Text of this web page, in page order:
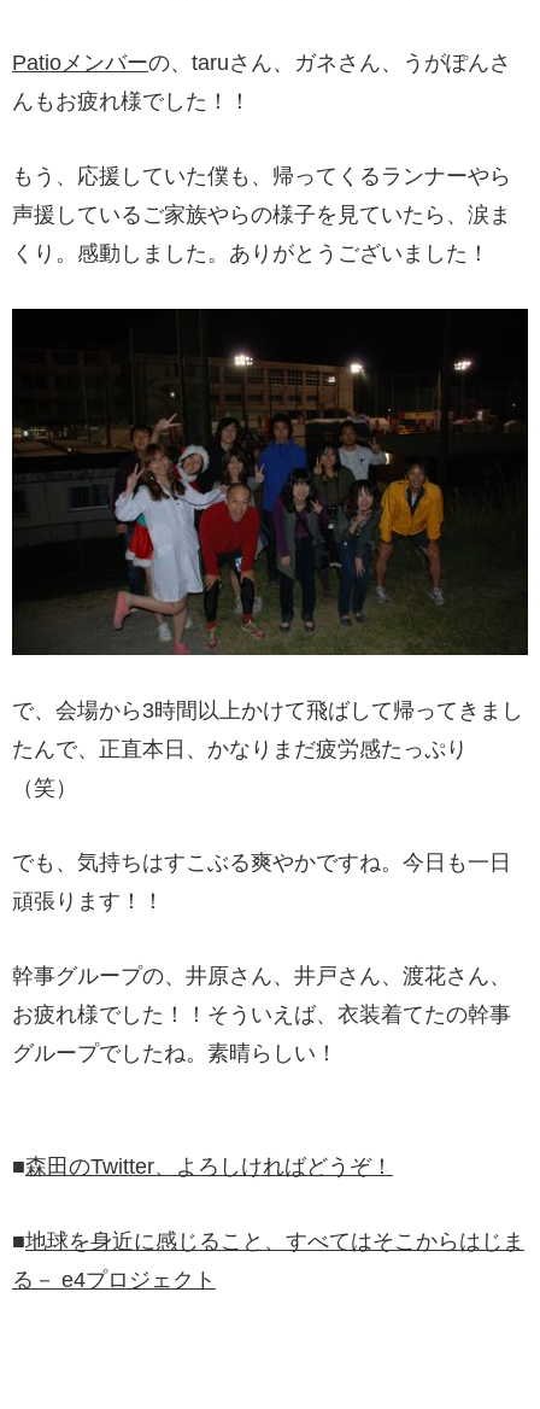
Patioメンバーの、taruさん、ガネさん、うがぽんさ
んもお疲れ様でした！！
もう、応援していた僕も、帰ってくるランナーやら
声援しているご家族やらの様子を見ていたら、涙ま
くり。感動しました。ありがとうございました！
で、会場から3時間以上かけて飛ばして帰ってきまし
たんで、正直本日、かなりまだ疲労感たっぷり
（笑）
でも、気持ちはすこぶる爽やかですね。今日も一日
頑張ります！！
幹事グループの、井原さん、井戸さん、渡花さん、
お疲れ様でした！！そういえば、衣装着てたの幹事
グループでしたね。素晴らしい！
■森田のTwitter、よろしければどうぞ！
■地球を身近に感じること、すべてはそこからはじま
る－ e4プロジェクト